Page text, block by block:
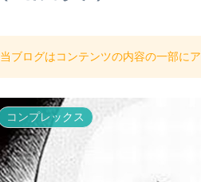
当ブログはコンテンツの内容の一部に
コンプレックス